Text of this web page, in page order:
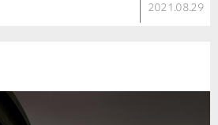
2021.08.29